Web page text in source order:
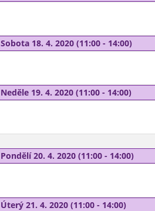
Sobota 18. 4. 2020 (11:00 - 14:00)
Neděle 19. 4. 2020 (11:00 - 14:00)
Pondělí 20. 4. 2020 (11:00 - 14:00)
Úterý 21. 4. 2020 (11:00 - 14:00)